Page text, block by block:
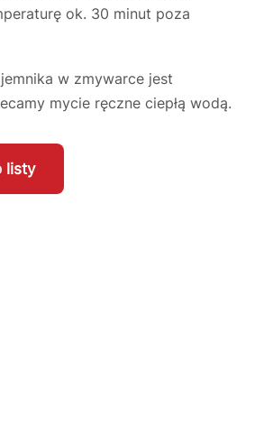
ok. 30 minut poza
w zmywarce jest
mycie ręczne ciepłą wodą.
listy